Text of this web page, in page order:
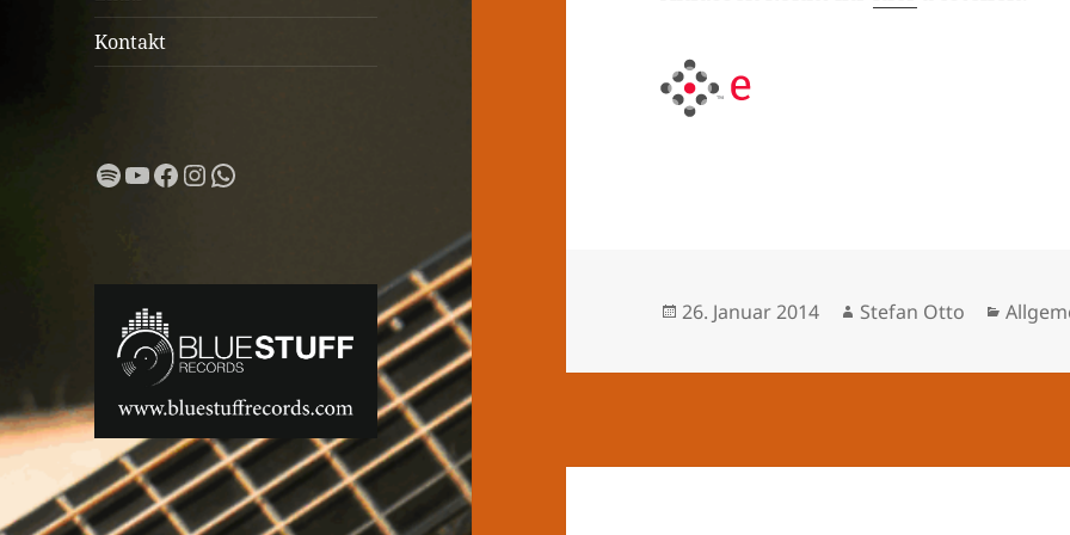
Kontakt
Spotify
YouTube
Facebook
Instagram
WhatsApp
Veröffentlicht
26. Januar 2014 Autor
Stefan Otto